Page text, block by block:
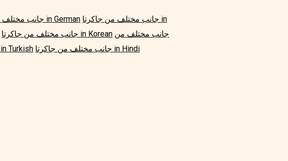
جانب مختلف من جاكرتا in German جانب مختلف من جاكرتا in
جانب مختلف من جاكرتا in Korean جانب مختلف من
جانب مختلف من جاكرتا in Turkish جانب مختلف من جاكرتا in Hindi